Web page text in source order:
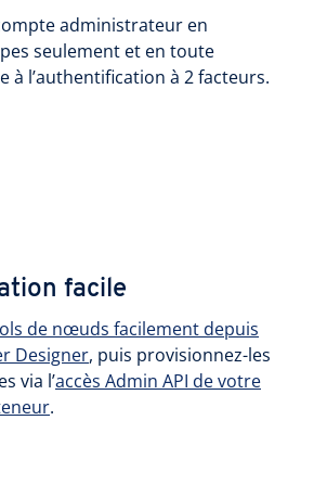
administrateur en
seulement et en toute
à l’authentification à 2 facteurs.
facile
de nœuds facilement depuis
Designer, puis provisionnez-les
via l’accès Admin API de votre
.